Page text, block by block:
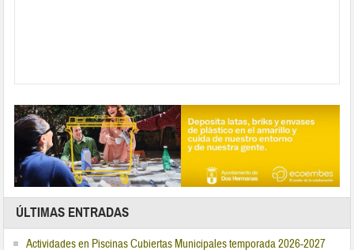
ÚLTIMAS ENTRADAS
Actividades en Piscinas Cubiertas Municipales temporada 2026-2027